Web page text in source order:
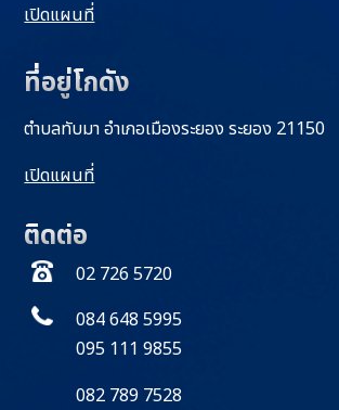
เปิดแผนที่
ที่อยู่โกดัง
ตำบลทับมา อำเภอเมืองระยอง ระยอง 21150
เปิดแผนที่
ติดต่อ
02 726 5720
084 648 5995
095 111 9855
082 789 7528